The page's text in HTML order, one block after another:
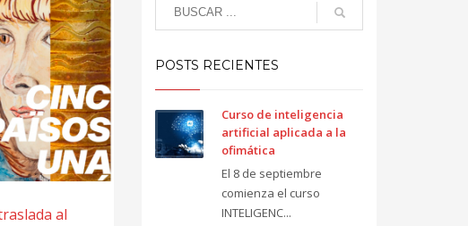
al
POSTS RECIENTES
Curso de inteligencia
artificial aplicada a la
ofimática
El 8 de septiembre
comienza el curso
INTELIGENC...